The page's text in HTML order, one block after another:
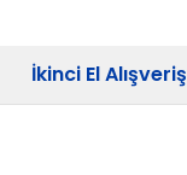
İkinci El Alışveriş